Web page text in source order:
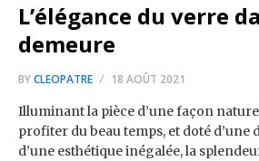
L’élégance du verre
demeure
BYCLEOPATRE 18 AOÛT 2021
Illuminant la pièce d’une façon
profiter du beau temps, et doté d’une
d’une esthétique inégalée, la